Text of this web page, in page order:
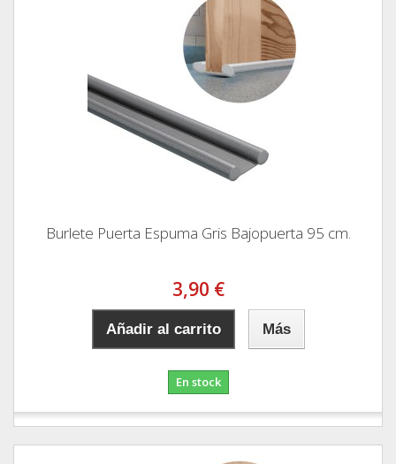
Burlete Puerta Espuma Gris Bajopuerta 95 cm.
3,90 €
Añadir al carrito Más
En stock